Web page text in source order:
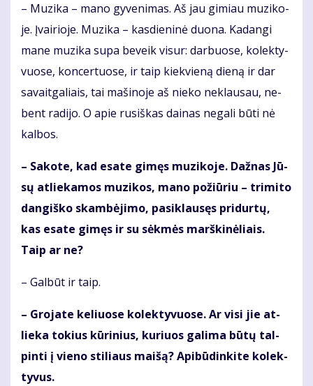
– Mu­zi­ka – ma­no gy­ve­ni­mas. Aš jau gi­miau mu­zi­ko­
je. Įvai­rio­je. Mu­zi­ka – kas­die­ni­nė duo­na. Ka­dan­gi
ma­ne mu­zi­ka su­pa be­veik vi­sur: dar­buo­se, ko­lek­ty­
vuo­se, kon­cer­tuo­se, ir taip kiek­vie­ną die­ną ir dar
sa­vait­ga­liais, tai ma­ši­no­je aš nie­ko ne­klau­sau, ne­
bent ra­di­jo. O apie ru­siš­kas dai­nas ne­ga­li bū­ti nė
kal­bos.
– Sa­ko­te, kad esa­te gi­męs mu­zi­ko­je. Daž­nas Jū­
sų at­lie­ka­mos mu­zi­kos, ma­no po­žiū­riu – tri­mi­to
dan­giš­ko skam­bė­ji­mo, pa­si­klau­sęs pri­dur­tų,
kas esa­te gi­męs ir su sėk­mės marš­ki­nė­liais.
Taip ar ne?
– Gal­būt ir taip.
– Gro­ja­te ke­liuo­se ko­lek­ty­vuo­se. Ar vi­si jie at­
lie­ka to­kius kū­ri­nius, ku­riuos ga­li­ma bū­tų tal­
pin­ti į vie­no sti­liaus mai­šą? Api­bū­din­ki­te ko­lek­
ty­vus.